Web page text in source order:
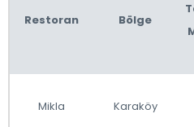
Restoran Bölge
Mikla Karaköy